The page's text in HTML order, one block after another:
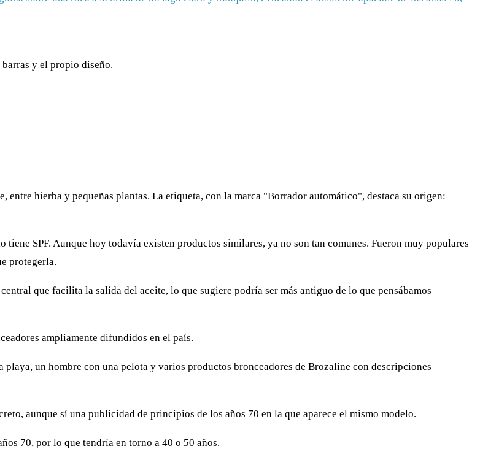
y el propio diseño.
SPF. Aunque hoy todavía existen productos similares, ya no son tan comunes. Fueron muy populares
protegerla.
que facilita la salida del aceite, lo que sugiere podría ser más antiguo de lo que pensábamos
ampliamente difundidos en el país.
aunque sí una publicidad de principios de los años 70 en la que aparece el mismo modelo.
70, por lo que tendría en torno a 40 o 50 años.